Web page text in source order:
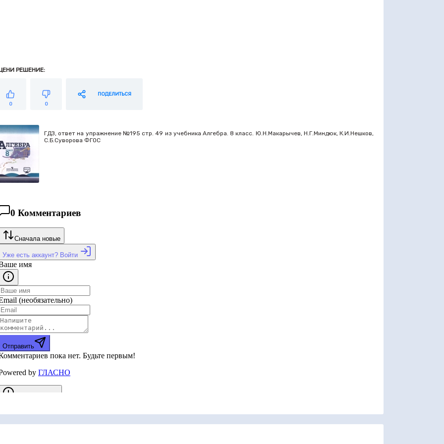
РЕШЕНИЕ:
0 0
ПОДЕЛИТЬСЯ
ГДЗ, ответ на упражнение №195 стр. 49 из учебника Алгебра. 8 класс. Ю.Н.Макарычев, Н.Г.Миндюк, К.И.Нешков,
С.Б.Суворова ФГОС